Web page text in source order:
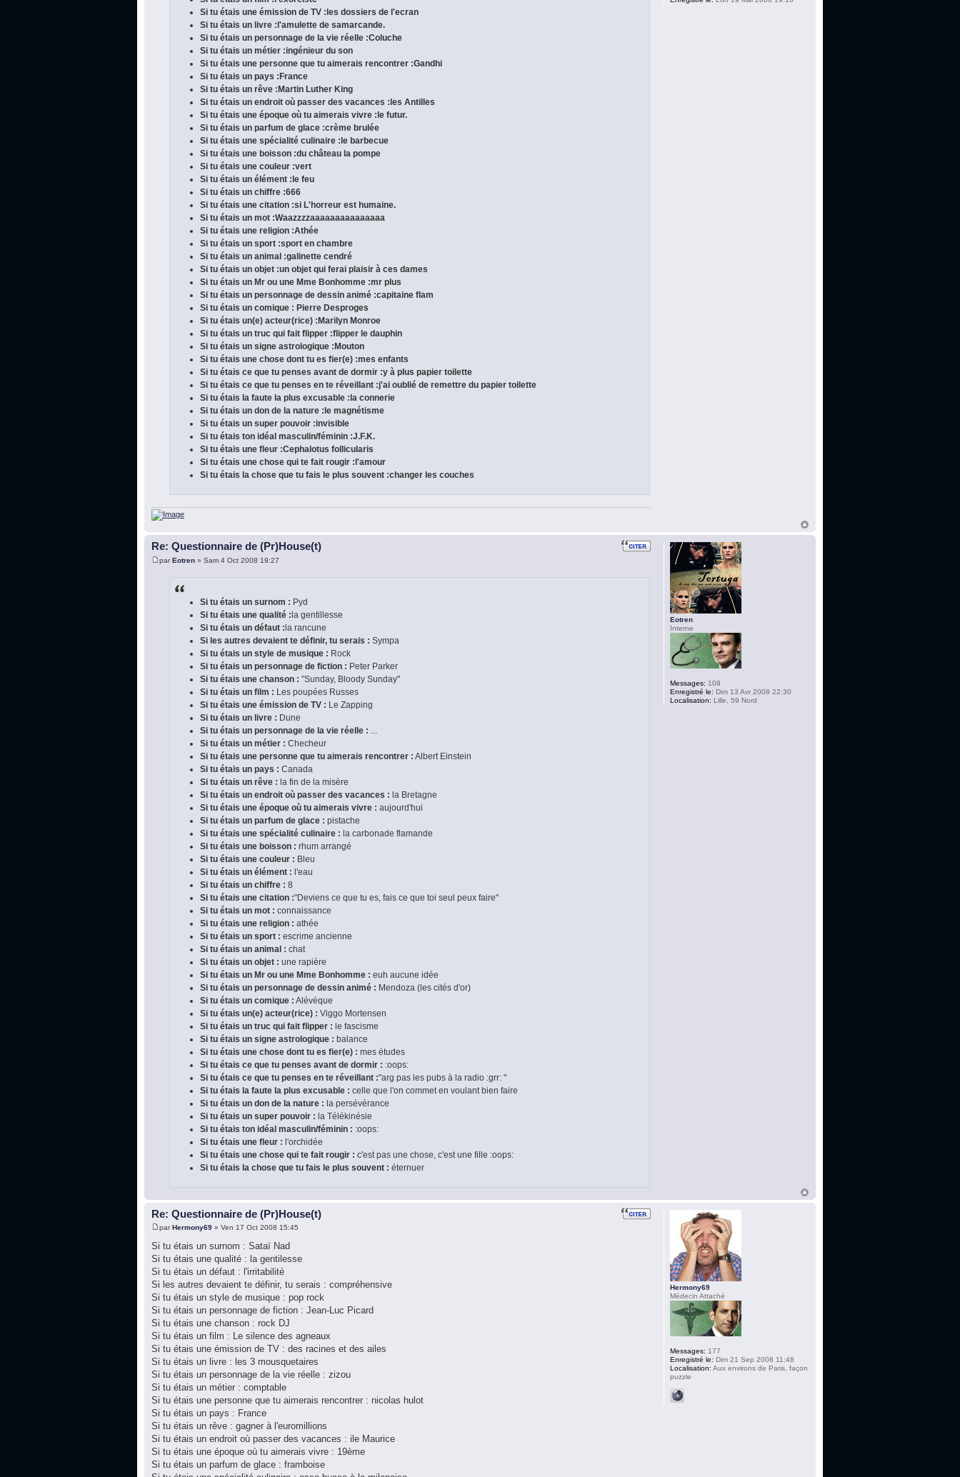
Si tu étais une émission de TV :les dossiers de l'ecran
Si tu étais un livre :l'amulette de samarcande.
Si tu étais un personnage de la vie réelle :Coluche
Si tu étais un métier :ingénieur du son
Si tu étais une personne que tu aimerais rencontrer :Gandhi
Si tu étais un pays :France
Si tu étais un rêve :Martin Luther King
Si tu étais un endroit où passer des vacances :les Antilles
Si tu étais une époque où tu aimerais vivre :le futur.
Si tu étais un parfum de glace :crème brulée
Si tu étais une spécialité culinaire :le barbecue
Si tu étais une boisson :du château la pompe
Si tu étais une couleur :vert
Si tu étais un élément :le feu
Si tu étais un chiffre :666
Si tu étais une citation :si L'horreur est humaine.
Si tu étais un mot :Waazzzzaaaaaaaaaaaaaaa
Si tu étais une religion :Athée
Si tu étais un sport :sport en chambre
Si tu étais un animal :galinette cendré
Si tu étais un objet :un objet qui ferai plaisir à ces dames
Si tu étais un Mr ou une Mme Bonhomme :mr plus
Si tu étais un personnage de dessin animé :capitaine flam
Si tu étais un comique : Pierre Desproges
Si tu étais un(e) acteur(rice) :Marilyn Monroe
Si tu étais un truc qui fait flipper :flipper le dauphin
Si tu étais un signe astrologique :Mouton
Si tu étais une chose dont tu es fier(e) :mes enfants
Si tu étais ce que tu penses avant de dormir :y à plus papier toilette
Si tu étais ce que tu penses en te réveillant :j'ai oublié de remettre du papier toilette
Si tu étais la faute la plus excusable :la connerie
Si tu étais un don de la nature :le magnétisme
Si tu étais un super pouvoir :invisible
Si tu étais ton idéal masculin/féminin :J.F.K.
Si tu étais une fleur :Cephalotus follicularis
Si tu étais une chose qui te fait rougir :l'amour
Si tu étais la chose que tu fais le plus souvent :changer les couches
Re: Questionnaire de (Pr)House(t)
parEotren » Sam 4 Oct 2008 19:27
Si tu étais un surnom : Pyd
Si tu étais une qualité : la gentillesse
Si tu étais un défaut : la rancune
Si les autres devaient te définir, tu serais : Sympa
Si tu étais un style de musique : Rock
Si tu étais un personnage de fiction : Peter Parker
Si tu étais une chanson : "Sunday, Bloody Sunday"
Si tu étais un film : Les poupées Russes
Si tu étais une émission de TV : Le Zapping
Si tu étais un livre : Dune
Si tu étais un personnage de la vie réelle : ...
Si tu étais un métier : Checheur
Si tu étais une personne que tu aimerais rencontrer : Albert Einstein
Si tu étais un pays : Canada
Si tu étais un rêve : la fin de la misère
Si tu étais un endroit où passer des vacances : la Bretagne
Si tu étais une époque où tu aimerais vivre : aujourd'hui
Si tu étais un parfum de glace : pistache
Si tu étais une spécialité culinaire : la carbonade flamande
Si tu étais une boisson : rhum arrangé
Si tu étais une couleur : Bleu
Si tu étais un élément : l'eau
Si tu étais un chiffre : 8
Si tu étais une citation :"Deviens ce que tu es, fais ce que toi seul peux faire"
Si tu étais un mot : connaissance
Si tu étais une religion : athée
Si tu étais un sport : escrime ancienne
Si tu étais un animal : chat
Si tu étais un objet : une rapière
Si tu étais un Mr ou une Mme Bonhomme : euh aucune idée
Si tu étais un personnage de dessin animé : Mendoza (les cités d'or)
Si tu étais un comique : Alévèque
Si tu étais un(e) acteur(rice) : Viggo Mortensen
Si tu étais un truc qui fait flipper : le fascisme
Si tu étais un signe astrologique : balance
Si tu étais une chose dont tu es fier(e) : mes études
Si tu étais ce que tu penses avant de dormir : :oops:
Si tu étais ce que tu penses en te réveillant :"arg pas les pubs à la radio :grr: "
Si tu étais la faute la plus excusable : celle que l'on commet en voulant bien faire
Si tu étais un don de la nature : la persévérance
Si tu étais un super pouvoir : la Télékinésie
Si tu étais ton idéal masculin/féminin : :oops:
Si tu étais une fleur : l'orchidée
Si tu étais une chose qui te fait rougir : c'est pas une chose, c'est une fille :oops:
Si tu étais la chose que tu fais le plus souvent : éternuer
Eotren
Interne
Messages: 109
Enregistré le: Dim 13 Avr 2008 22:30
Localisation: Lille, 59 Nord
Re: Questionnaire de (Pr)House(t)
parHermony69 » Ven 17 Oct 2008 15:45
Si tu étais un surnom : Sataï Nad
Si tu étais une qualité : la gentilesse
Si tu étais un défaut : l'irritabilité
Si les autres devaient te définir, tu serais : compréhensive
Si tu étais un style de musique : pop rock
Si tu étais un personnage de fiction : Jean-Luc Picard
Si tu étais une chanson : rock DJ
Si tu étais un film : Le silence des agneaux
Si tu étais une émission de TV : des racines et des ailes
Si tu étais un livre : les 3 mousquetaires
Si tu étais un personnage de la vie réelle : zizou
Si tu étais un métier : comptable
Si tu étais une personne que tu aimerais rencontrer : nicolas hulot
Si tu étais un pays : France
Si tu étais un rêve : gagner à l'euromillions
Si tu étais un endroit où passer des vacances : ile Maurice
Si tu étais une époque où tu aimerais vivre : 19ème
Si tu étais un parfum de glace : framboise
Hermony69
Médecin Attaché
Messages: 177
Enregistré le: Dim 21 Sep 2008 11:48
Localisation: Aux environs de Paris, façon
puzzle